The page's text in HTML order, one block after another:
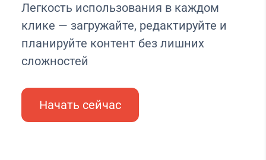
Легкость использования в каждом
клике — загружайте, редактируйте и
планируйте контент без лишних
сложностей
Начать сейчас